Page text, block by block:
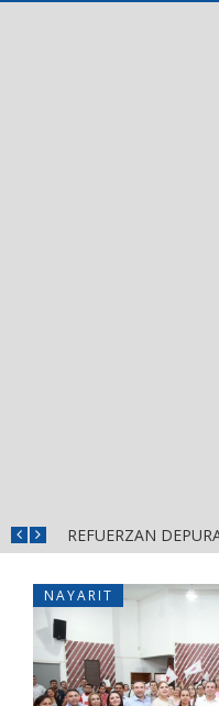
NAYARIT